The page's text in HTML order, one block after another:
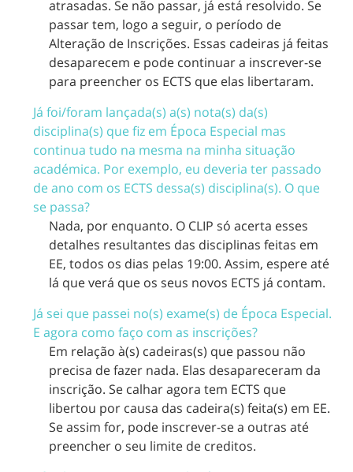
atrasadas. Se não passar, já está resolvido. Se
passar tem, logo a seguir, o período de
Alteração de Inscrições. Essas cadeiras já feitas
desaparecem e pode continuar a inscrever-se
para preencher os ECTS que elas libertaram.
Já foi/foram lançada(s) a(s) nota(s) da(s)
disciplina(s) que fiz em Época Especial mas
continua tudo na mesma na minha situação
académica. Por exemplo, eu deveria ter passado
de ano com os ECTS dessa(s) disciplina(s). O que
se passa?
Nada, por enquanto. O CLIP só acerta esses
detalhes resultantes das disciplinas feitas em
EE, todos os dias pelas 19:00. Assim, espere até
lá que verá que os seus novos ECTS já contam.
Já sei que passei no(s) exame(s) de Época Especial.
E agora como faço com as inscrições?
Em relação à(s) cadeiras(s) que passou não
precisa de fazer nada. Elas desapareceram da
inscrição. Se calhar agora tem ECTS que
libertou por causa das cadeira(s) feita(s) em EE.
Se assim for, pode inscrever-se a outras até
preencher o seu limite de creditos.